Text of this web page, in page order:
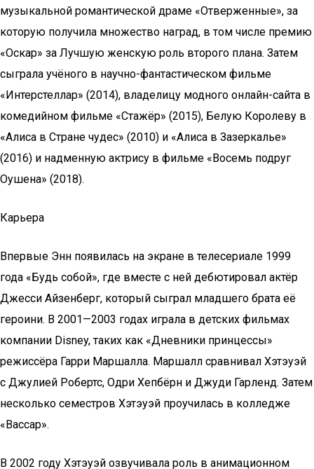
музыкальной романтической драме «Отверженные», за
которую получила множество наград, в том числе премию
«Оскар» за Лучшую женскую роль второго плана. Затем
сыграла учёного в научно-фантастическом фильме
«Интерстеллар» (2014), владелицу модного онлайн-сайта в
комедийном фильме «Стажёр» (2015), Белую Королеву в
«Алиса в Стране чудес» (2010) и «Алиса в Зазеркалье»
(2016) и надменную актрису в фильме «Восемь подруг
Оушена» (2018).
Карьера
Впервые Энн появилась на экране в телесериале 1999
года «Будь собой», где вместе с ней дебютировал актёр
Джесси Айзенберг, который сыграл младшего брата её
героини. В 2001—2003 годах играла в детских фильмах
компании Disney, таких как «Дневники принцессы»
режиссёра Гарри Маршалла. Маршалл сравнивал Хэтэуэй
с Джулией Робертс, Одри Хепбёрн и Джуди Гарленд. Затем
несколько семестров Хэтэуэй проучилась в колледже
«Вассар».
В 2002 году Хэтэуэй озвучивала роль в анимационном